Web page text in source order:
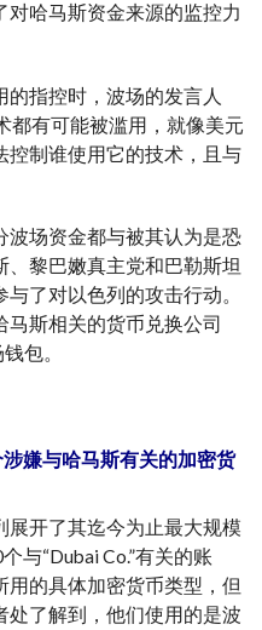
哈马斯资金来源的监控力
指控时，波场的发言人
都有可能被滥用，就像美元
控制谁使用它的技术，且与
波场资金都与被其认为是恐
黎巴嫩真主党和巴勒斯坦
了对以色列的攻击行动。
马斯相关的货币兑换公司
包。
嫌与哈马斯有关的加密货
展开了其迄今为止最大规模
与“Dubai Co.”有关的账
用的具体加密货币类型，但
处了解到，他们使用的是波